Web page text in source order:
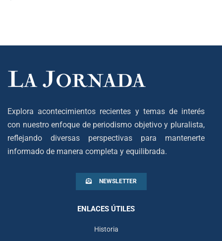
Explora acontecimientos recientes y temas de interés
con nuestro enfoque de periodismo objetivo y pluralista,
reflejando diversas perspectivas para mantenerte
informado de manera completa y equilibrada.
NEWSLETTER
ENLACES ÚTILES
Historia